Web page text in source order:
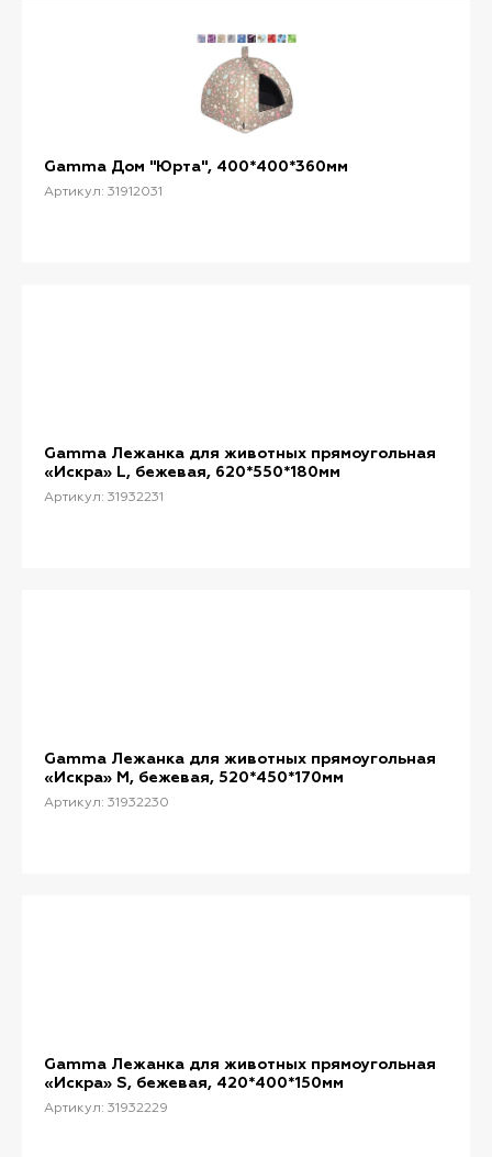
Gamma Дом "Юрта", 400*400*360мм
Артикул: 31912031
Gamma Лежанка для животных прямоугольная
«Искра» L, бежевая, 620*550*180мм
Артикул: 31932231
Gamma Лежанка для животных прямоугольная
«Искра» M, бежевая, 520*450*170мм
Артикул: 31932230
Gamma Лежанка для животных прямоугольная
«Искра» S, бежевая, 420*400*150мм
Артикул: 31932229